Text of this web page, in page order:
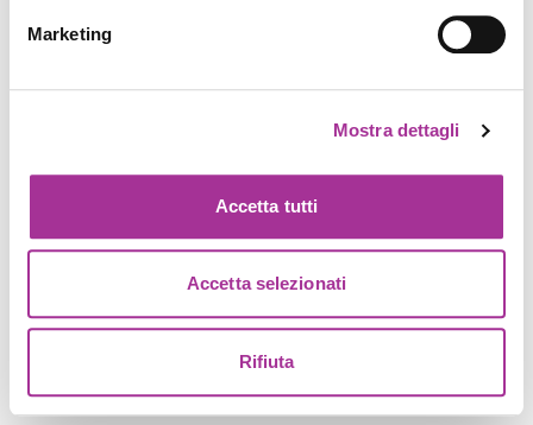
Marketing
Mostra dettagli
Accetta tutti
Accetta selezionati
Rifiuta